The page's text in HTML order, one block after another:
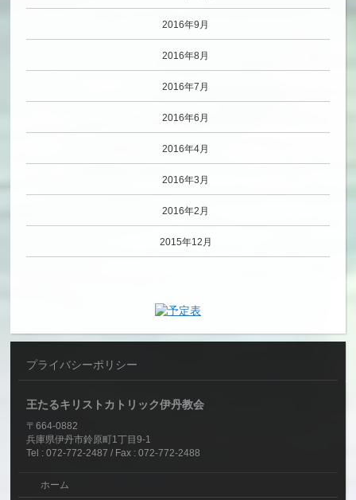
2016年9月
2016年8月
2016年7月
2016年6月
2016年4月
2016年3月
2016年2月
2015年12月
プライバシーポリシー
王たるキリストカトリック伊丹教会
〒664-0882
兵庫県伊丹市鈴原町1丁目9-1
Tel : 072-772-2487 / Fax : 072-772-2488
ホーム